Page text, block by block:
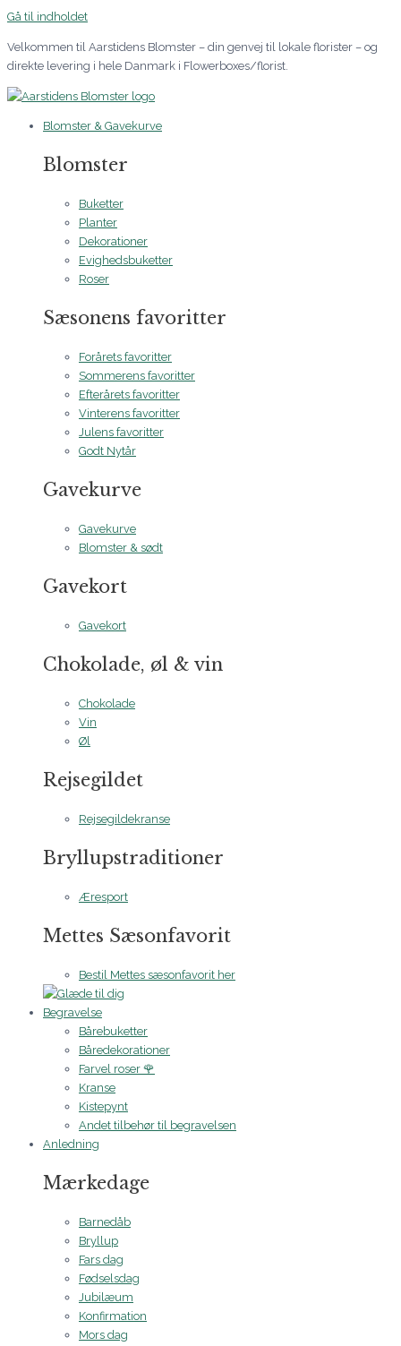
Gå til indholdet
Velkommen til Aarstidens Blomster – din genvej til lokale florister – og
direkte levering i hele Danmark i Flowerboxes/florist.
Blomster & Gavekurve
Blomster
Buketter
Planter
Dekorationer
Evighedsbuketter
Roser
Sæsonens favoritter
Forårets favoritter
Sommerens favoritter
Efterårets favoritter
Vinterens favoritter
Julens favoritter
Godt Nytår
Gavekurve
Gavekurve
Blomster & sødt
Gavekort
Gavekort
Chokolade, øl & vin
Chokolade
Vin
Øl
Rejsegildet
Rejsegildekranse
Bryllupstraditioner
Æresport
Mettes Sæsonfavorit
Bestil Mettes sæsonfavorit her
Begravelse
Bårebuketter
Båredekorationer
Farvel roser 🌹
Kranse
Kistepynt
Andet tilbehør til begravelsen
Anledning
Mærkedage
Barnedåb
Bryllup
Fars dag
Fødselsdag
Jubilæum
Konfirmation
Mors dag